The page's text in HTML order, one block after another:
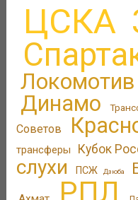
ЦСКА
Локомотив
Динамо
Советов
трансферы
Кубок
слухи
ПСЖ Дзюба
РПЛ